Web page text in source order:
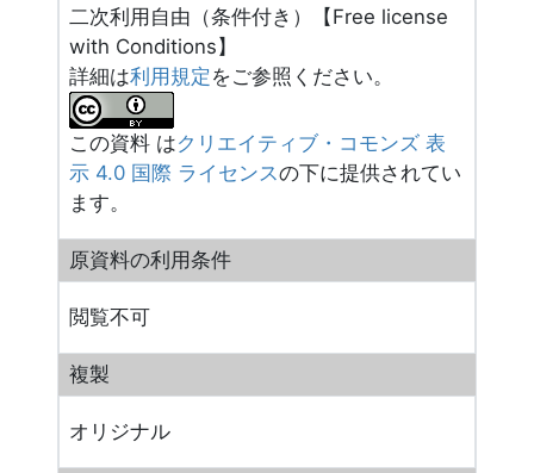
二次利用自由（条件付き）【Free license
with Conditions】
詳細は利用規定 をご参照ください。
この資料 はクリエイティブ・コモンズ 表
示 4.0 国際 ライセンスの下に提供されてい
ます。
原資料の利用条件
閲覧不可
複製
オリジナル